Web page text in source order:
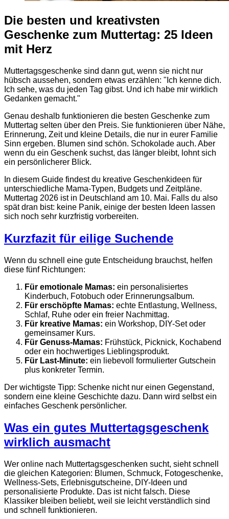
Die besten und kreativsten
Geschenke zum Muttertag: 25 Ideen
mit Herz
Muttertagsgeschenke sind dann gut, wenn sie nicht nur
hübsch aussehen, sondern etwas erzählen: "Ich kenne dich.
Ich sehe, was du jeden Tag gibst. Und ich habe mir wirklich
Gedanken gemacht."
Genau deshalb funktionieren die besten Geschenke zum
Muttertag selten über den Preis. Sie funktionieren über Nähe,
Erinnerung, Zeit und kleine Details, die nur in eurer Familie
Sinn ergeben. Blumen sind schön. Schokolade auch. Aber
wenn du ein Geschenk suchst, das länger bleibt, lohnt sich
ein persönlicherer Blick.
In diesem Guide findest du kreative Geschenkideen für
unterschiedliche Mama-Typen, Budgets und Zeitpläne.
Muttertag 2026 ist in Deutschland am 10. Mai. Falls du also
spät dran bist: keine Panik, einige der besten Ideen lassen
sich noch sehr kurzfristig vorbereiten.
Kurzfazit für eilige Suchende
Wenn du schnell eine gute Entscheidung brauchst, helfen
diese fünf Richtungen:
Für emotionale Mamas: ein personalisiertes
Kinderbuch, Fotobuch oder Erinnerungsalbum.
Für erschöpfte Mamas: echte Entlastung, Wellness,
Schlaf, Ruhe oder ein freier Nachmittag.
Für kreative Mamas: ein Workshop, DIY-Set oder
gemeinsamer Kurs.
Für Genuss-Mamas: Frühstück, Picknick, Kochabend
oder ein hochwertiges Lieblingsprodukt.
Für Last-Minute: ein liebevoll formulierter Gutschein
plus konkreter Termin.
Der wichtigste Tipp: Schenke nicht nur einen Gegenstand,
sondern eine kleine Geschichte dazu. Dann wird selbst ein
einfaches Geschenk persönlicher.
Was ein gutes Muttertagsgeschenk
wirklich ausmacht
Wer online nach Muttertagsgeschenken sucht, sieht schnell
die gleichen Kategorien: Blumen, Schmuck, Fotogeschenke,
Wellness-Sets, Erlebnisgutscheine, DIY-Ideen und
personalisierte Produkte. Das ist nicht falsch. Diese
Klassiker bleiben beliebt, weil sie leicht verständlich sind
und schnell funktionieren.